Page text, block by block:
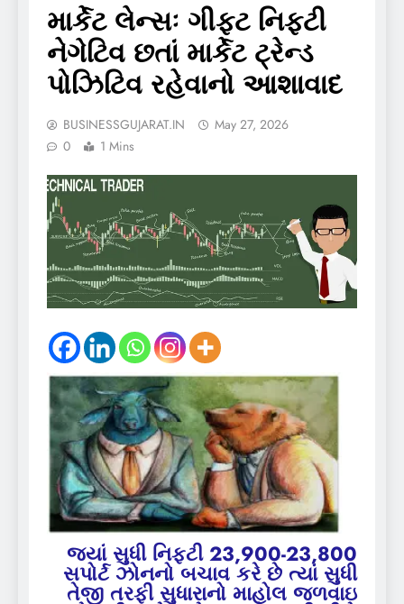
માર્કેટ લેન્સઃ ગીફ્ટ નિફ્ટી
નેગેટિવ છતાં માર્કેટ ટ્રેન્ડ
પોઝિટિવ રહેવાનો આશાવાદ
BUSINESSGUJARAT.IN
May 27, 2026
0
1 Mins
જ્યાં સુધી નિફ્ટી 23,900-23,800
સપોર્ટ ઝોનનો બચાવ કરે છે ત્યાં સુધી
તેજી તરફી સુધારાનો માહોલ જળવાઇ